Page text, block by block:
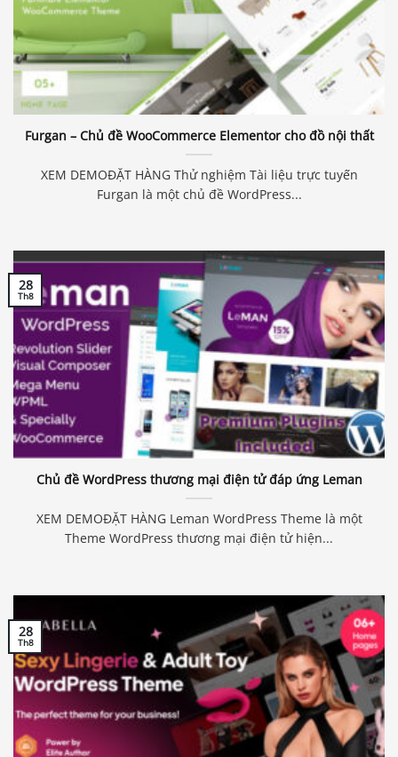
Furgan – Chủ đề WooCommerce Elementor cho đồ nội thất
XEM DEMOĐẶT HÀNG Thử nghiệm Tài liệu trực tuyến
Furgan là một chủ đề WordPress...
Chủ đề WordPress thương mại điện tử đáp ứng Leman
XEM DEMOĐẶT HÀNG Leman WordPress Theme là một
Theme WordPress thương mại điện tử hiện...
28
Th8
28
Th8